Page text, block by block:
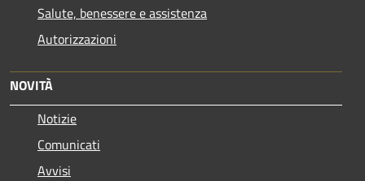
Salute, benessere e assistenza
Autorizzazioni
NOVITÀ
Notizie
Comunicati
Avvisi